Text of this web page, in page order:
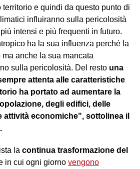
e quindi da questo punto di
influiranno sulla pericolosità
intensi e più frequenti in futuro.
ha la sua influenza perché la
anche la sua mancata
sulla pericolosità. Del resto una
attenta alle caratteristiche
ha portato ad aumentare la
degli edifici, delle
attività economiche", sottolinea il
la continua trasformazione del
in cui ogni giorno vengono